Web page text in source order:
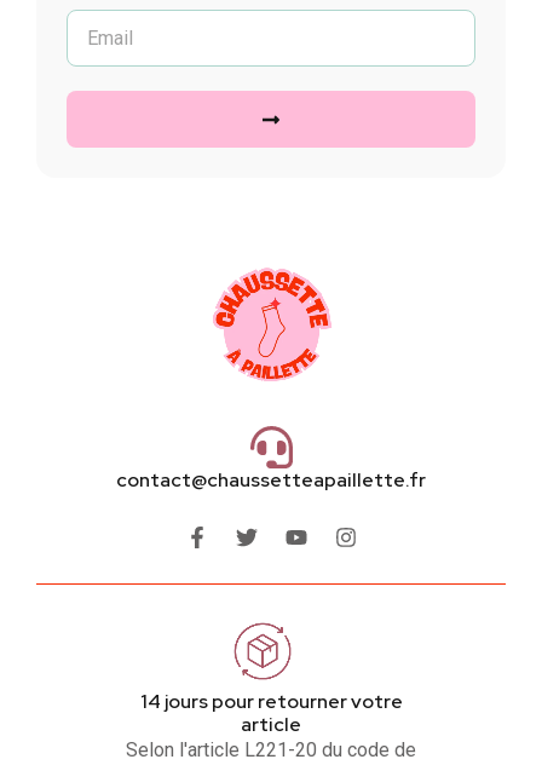
contact@chaussetteapaillette.fr
14 jours pour retourner votre
article
Selon l'article L221-20 du code de